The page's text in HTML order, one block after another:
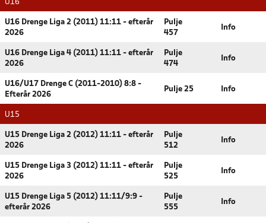
U16
U16 Drenge Liga 2 (2011) 11:11 - efterår
2026
Pulje
457
Info
U16 Drenge Liga 4 (2011) 11:11 - efterår
2026
Pulje
474
Info
U16/U17 Drenge C (2011-2010) 8:8 -
Efterår 2026
Pulje 25 Info
U15
U15 Drenge Liga 2 (2012) 11:11 - efterår
2026
Pulje
512
Info
U15 Drenge Liga 3 (2012) 11:11 - efterår
2026
Pulje
525
Info
U15 Drenge Liga 5 (2012) 11:11/9:9 -
efterår 2026
Pulje
555
Info